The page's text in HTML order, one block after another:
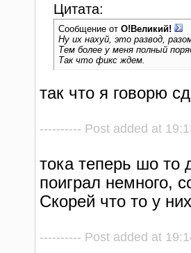
Цитата:
Сообщение от О!Великий!
Ну их нахуй, это развод,
Тем более у меня полный
Так что фикс ждем.
так что я говорю
---------- Post added at
тока теперь шо то
поиграл немного,
Скорей что то у
---------- Post added at